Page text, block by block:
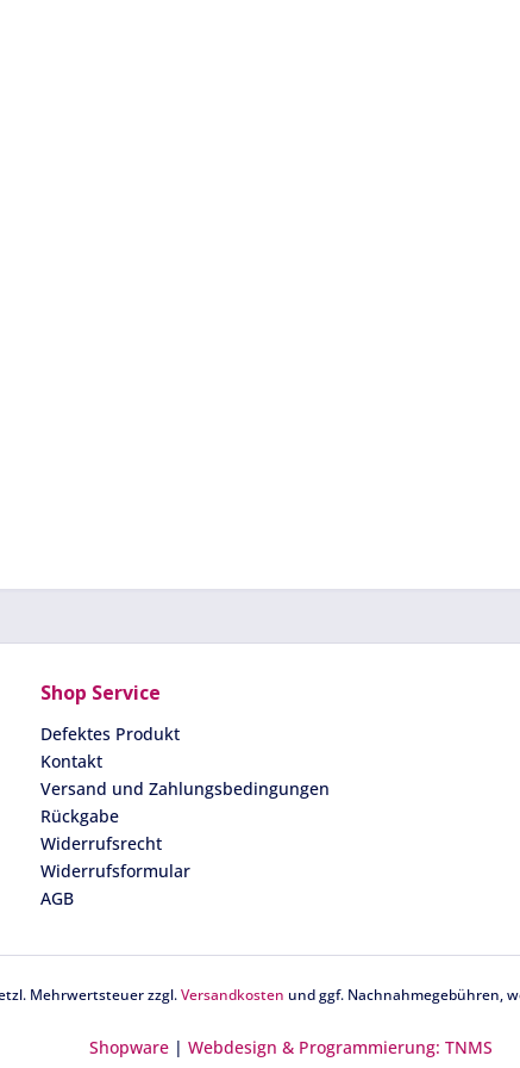
Shop Service
Defektes Produkt
Kontakt
Versand und Zahlungsbedingungen
Rückgabe
Widerrufsrecht
Widerrufsformular
AGB
Mehrwertsteuer zzgl.Versandkosten und ggf. Nachnahmegebühren,
Shopware| Webdesign & Programmierung: TNMS